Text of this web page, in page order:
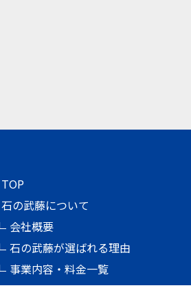
TOP
石の武藤について
会社概要
石の武藤が選ばれる理由
事業内容・料金一覧